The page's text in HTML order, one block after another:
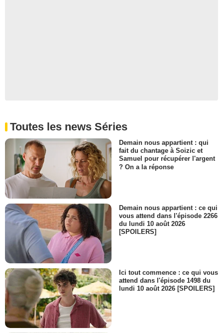
Toutes les news Séries
Demain nous appartient : qui
fait du chantage à Soizic et
Samuel pour récupérer l'argent
? On a la réponse
Demain nous appartient : ce qui
vous attend dans l'épisode 2266
du lundi 10 août 2026
[SPOILERS]
Ici tout commence : ce qui vous
attend dans l'épisode 1498 du
lundi 10 août 2026 [SPOILERS]